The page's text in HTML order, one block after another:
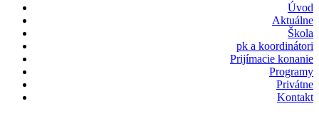
Úvod
Aktuálne
Škola
pk a koordinátori
Prijímacie konanie
Programy
Privátne
Kontakt